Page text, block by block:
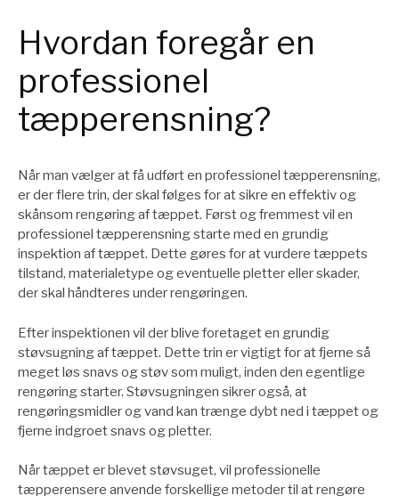
Hvordan foregår en
professionel
tæpperensning?
Når man vælger at få udført en professionel tæpperensning,
er der flere trin, der skal følges for at sikre en effektiv og
skånsom rengøring af tæppet. Først og fremmest vil en
professionel tæpperensning starte med en grundig
inspektion af tæppet. Dette gøres for at vurdere tæppets
tilstand, materialetype og eventuelle pletter eller skader,
der skal håndteres under rengøringen.
Efter inspektionen vil der blive foretaget en grundig
støvsugning af tæppet. Dette trin er vigtigt for at fjerne så
meget løs snavs og støv som muligt, inden den egentlige
rengøring starter. Støvsugningen sikrer også, at
rengøringsmidler og vand kan trænge dybt ned i tæppet og
fjerne indgroet snavs og pletter.
Når tæppet er blevet støvsuget, vil professionelle
tæpperensere anvende forskellige metoder til at rengøre